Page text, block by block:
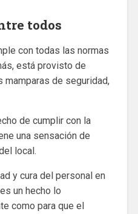
todos
con todas las normas
está provisto de
de seguridad,
de cumplir con la
una sensación de
local.
y cura del personal en
un hecho lo
como para que el